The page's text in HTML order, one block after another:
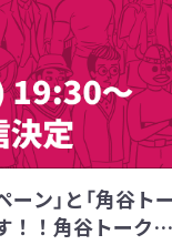
ン」と「角谷ト
！！角谷トークは